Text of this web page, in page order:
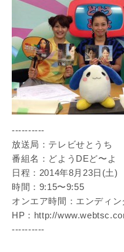
----------
放送局：テレビせとうち
番組名：どようDEど〜よ
日程：2014年8月23日(土)
時間：9:15〜9:55
オンエア時間：エンディン
HP：http://
----------